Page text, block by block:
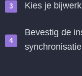
Kies je
Bevestig de